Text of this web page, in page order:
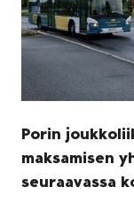
Porin
maksamisen
seuraavassa